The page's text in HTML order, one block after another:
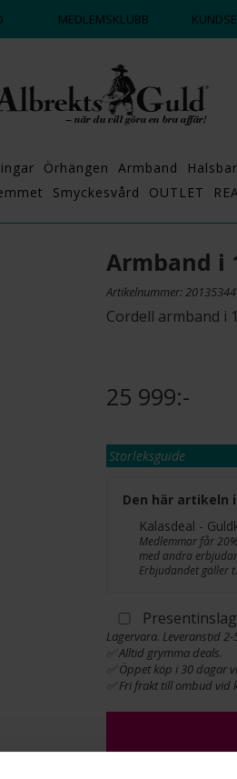
MEDLEMSKLUBB
Örhängen Armband
Smyckesvård OUTLET
Armband i
Artikelnummer: 20135344
Cordell armband i
25 999:-
Storleksguide
Den här artikeln
Kalasdeal -
Medlemmar får
med andra
Erbjudandet gäller
Lagervara. Leveranstid
✅ Alltid grymma deals.
✅ Öppet köp i 30 dagar
✅ Fri frakt till ombud vid